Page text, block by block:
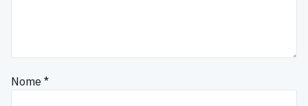
Nome *